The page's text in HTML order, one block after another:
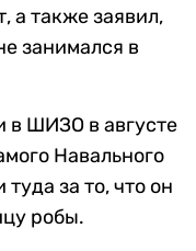
а также заявил,
занимался в
в ШИЗО в августе
Навального
туда за то, что он
робы.